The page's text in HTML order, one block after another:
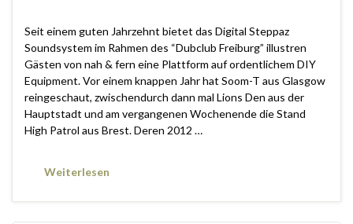
Seit einem guten Jahrzehnt bietet das Digital Steppaz
Soundsystem im Rahmen des “Dubclub Freiburg” illustren
Gästen von nah & fern eine Plattform auf ordentlichem DIY
Equipment. Vor einem knappen Jahr hat Soom-T aus Glasgow
reingeschaut, zwischendurch dann mal Lions Den aus der
Hauptstadt und am vergangenen Wochenende die Stand
High Patrol aus Brest. Deren 2012 …
Weiterlesen